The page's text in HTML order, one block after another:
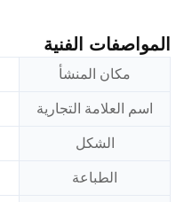
المواصفات الفنية
مكان المنشأ
اسم العلامة التجارية
الشكل
الطباعة